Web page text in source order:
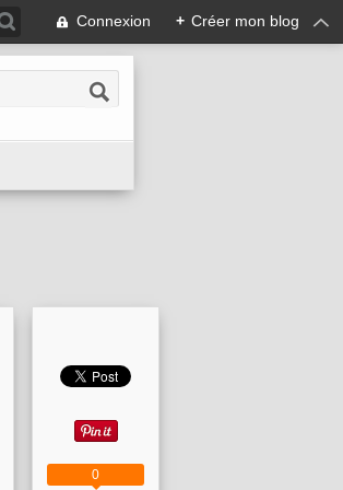
Connexion + Créer mon blog
0